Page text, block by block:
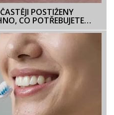
POSTIŽENY
CO POTŘEBUJETE